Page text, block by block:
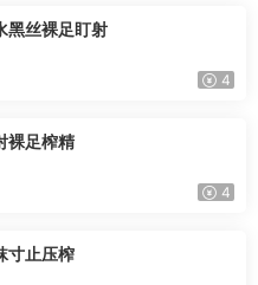
黑丝裸足盯射
4
裸足榨精
4
寸止压榨